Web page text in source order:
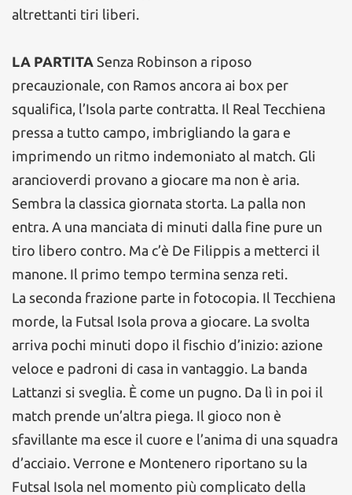
altrettanti tiri liberi.
LA PARTITA Senza Robinson a riposo
precauzionale, con Ramos ancora ai box per
squalifica, l’Isola parte contratta. Il Real Tecchiena
pressa a tutto campo, imbrigliando la gara e
imprimendo un ritmo indemoniato al match. Gli
arancioverdi provano a giocare ma non è aria.
Sembra la classica giornata storta. La palla non
entra. A una manciata di minuti dalla fine pure un
tiro libero contro. Ma c’è De Filippis a metterci il
manone. Il primo tempo termina senza reti.
La seconda frazione parte in fotocopia. Il Tecchiena
morde, la Futsal Isola prova a giocare. La svolta
arriva pochi minuti dopo il fischio d’inizio: azione
veloce e padroni di casa in vantaggio. La banda
Lattanzi si sveglia. È come un pugno. Da lì in poi il
match prende un’altra piega. Il gioco non è
sfavillante ma esce il cuore e l’anima di una squadra
d’acciaio. Verrone e Montenero riportano su la
Futsal Isola nel momento più complicato della